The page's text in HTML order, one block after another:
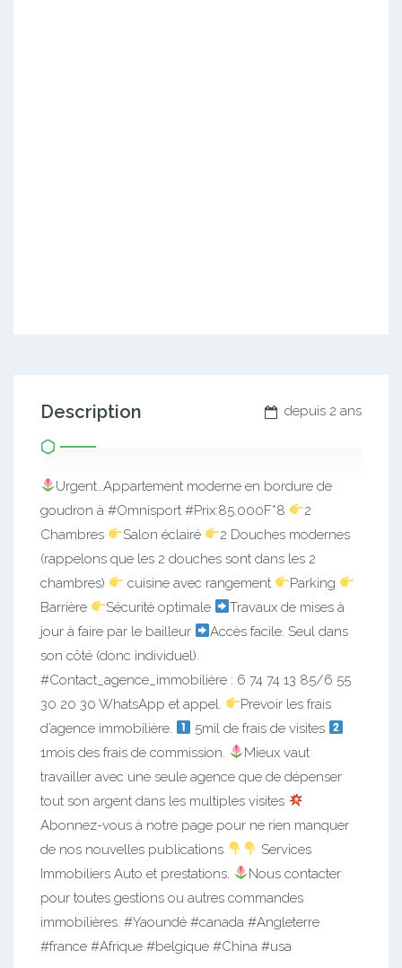
depuis 2 ans
Description
Urgent…Appartement moderne en bordure de
goudron à #Omnisport #Prix:85.000F*8
2
Chambres
Salon éclairé
2 Douches modernes
(rappelons que les 2 douches sont dans les 2
chambres)
cuisine avec rangement
Parking
Barrière
Sécurité optimale
Travaux de mises à
jour à faire par le bailleur
Accès facile. Seul dans
son côté (donc individuel).
#Contact_agence_immobilière : 6 74 74 13 85/6 55
30 20 30 WhatsApp et appel.
Prevoir les frais
d’agence immobilière.
5mil de frais de visites
1mois des frais de commission.
Mieux vaut
travailler avec une seule agence que de dépenser
tout son argent dans les multiples visites
Abonnez-vous à notre page pour ne rien manquer
de nos nouvelles publications
Services
Immobiliers Auto et prestations.
Nous contacter
pour toutes gestions ou autres commandes
immobilières. #Yaoundé #canada #Angleterre
#france #Afrique #belgique #China #usa